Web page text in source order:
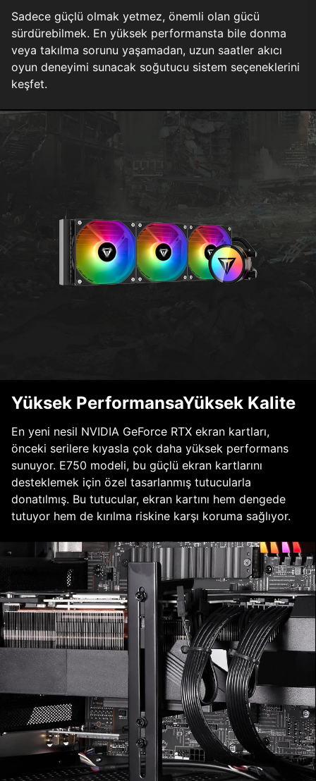
Sadece güçlü olmak yetmez, önemli olan gücü
sürdürebilmek. En yüksek performansta bile donma
veya takılma sorunu yaşamadan, uzun saatler akıcı
oyun deneyimi sunacak soğutucu sistem seçeneklerini
keşfet.
Yüksek PerformansaYüksek Kalite
En yeni nesil NVIDIA GeForce RTX ekran kartları,
önceki serilere kıyasla çok daha yüksek performans
sunuyor. E750 modeli, bu güçlü ekran kartlarını
desteklemek için özel tasarlanmış tutucularla
donatılmış. Bu tutucular, ekran kartını hem dengede
tutuyor hem de kırılma riskine karşı koruma sağlıyor.